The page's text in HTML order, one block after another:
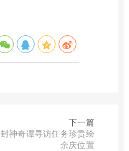
下一篇
封神奇谭寻访任务珍贵绘
余庆位置